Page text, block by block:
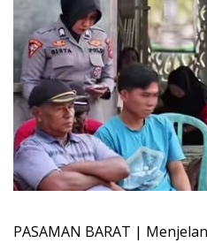
PASAMAN BARAT |